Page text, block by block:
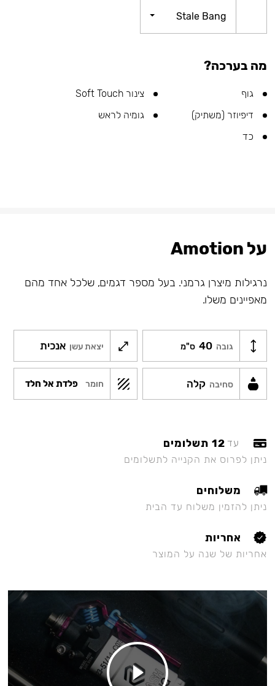
Stale Bang
מה בערכה?
גוף
צינור Soft Touch
דיפיוזר (משתיק)
גומיה לראש
כד
על Amotion
נרגילות מיצרן גרמני. בעל מספר דגמים, שלכל אחד מהם
מאפיינים משלו.
גובה 40 ס"מ יצאת עשן אנכית
סחיבה קלה חומר פלדת אל חלד
עד 12 תשלומים
ניתן לפרוס את הקנייה לתשלומים
משלוחים
ניתן להזמין משלוח עד הבית
אחריות
אחריות של שנה על המוצר